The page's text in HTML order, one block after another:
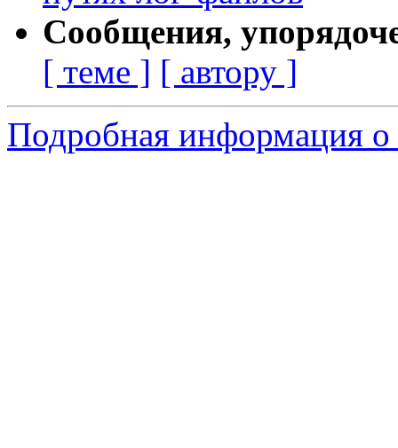
Сообщения,
[ теме ] [ автору ]
Подробная информация